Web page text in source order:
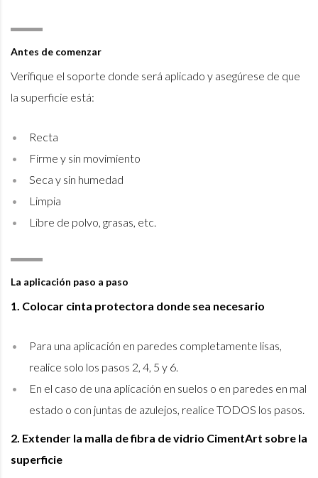
Antes de comenzar
Verifique el soporte donde será aplicado y asegúrese de que
la superficie está:
Recta
Firme y sin movimiento
Seca y sin humedad
Limpia
Libre de polvo, grasas, etc.
La aplicación paso a paso
1. Colocar cinta protectora donde sea necesario
Para una aplicación en paredes completamente lisas,
realice solo los pasos 2, 4, 5 y 6.
En el caso de una aplicación en suelos o en paredes en mal
estado o con juntas de azulejos, realice TODOS los pasos.
2. Extender la malla de fibra de vidrio CimentArt sobre la
superficie